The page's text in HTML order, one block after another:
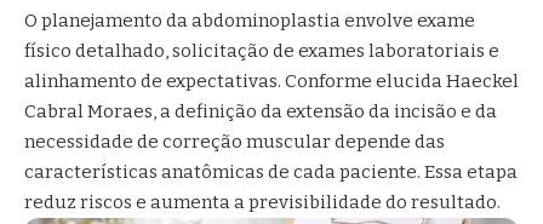
O planejamento da abdominoplastia envolve exame
físico detalhado, solicitação de exames laboratoriais e
alinhamento de expectativas. Conforme elucida Haeckel
Cabral Moraes, a definição da extensão da incisão e da
necessidade de correção muscular depende das
características anatômicas de cada paciente. Essa etapa
reduz riscos e aumenta a previsibilidade do resultado.